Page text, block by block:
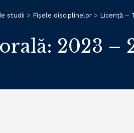
studii > Fișele disciplinelor > Licență –
2023 –